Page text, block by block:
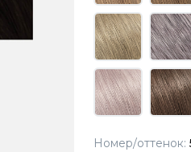
Номер/оттенок: